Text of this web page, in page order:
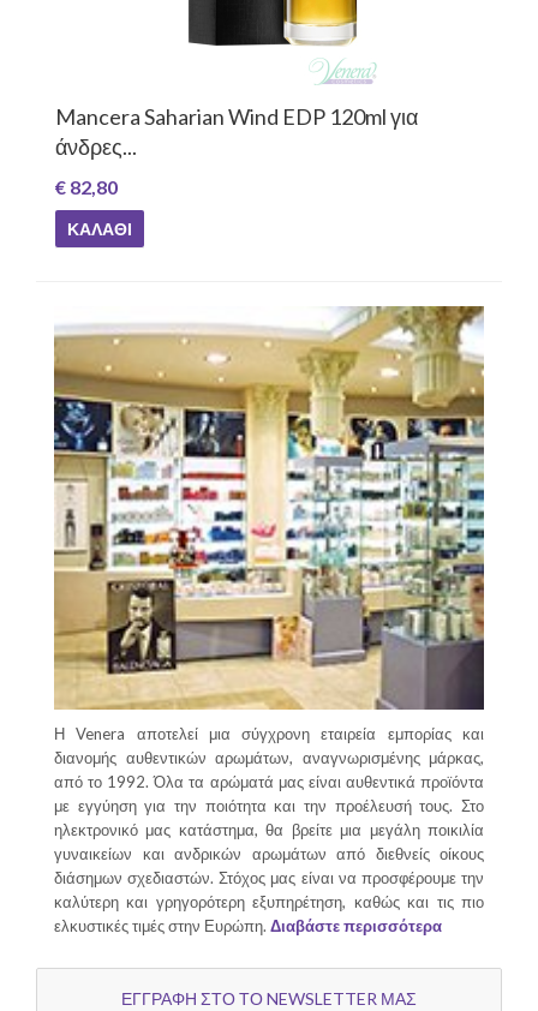
Mancera Saharian Wind EDP 120ml για
άνδρες...
€ 82,80
ΚΑΛΆΘΙ
Η Venera αποτελεί μια σύγχρονη εταιρεία εμπορίας και
διανομής αυθεντικών αρωμάτων, αναγνωρισμένης μάρκας,
από το 1992. Όλα τα αρώματά μας είναι αυθεντικά προϊόντα
με εγγύηση για την ποιότητα και την προέλευσή τους. Στο
ηλεκτρονικό μας κατάστημα, θα βρείτε μια μεγάλη ποικιλία
γυναικείων και ανδρικών αρωμάτων από διεθνείς οίκους
διάσημων σχεδιαστών. Στόχος μας είναι να προσφέρουμε την
καλύτερη και γρηγορότερη εξυπηρέτηση, καθώς και τις πιο
ελκυστικές τιμές στην Ευρώπη. Διαβάστε περισσότερα
ΕΓΓΡΑΦΗ ΣΤΟ ΤΟ NEWSLETTER ΜΑΣ